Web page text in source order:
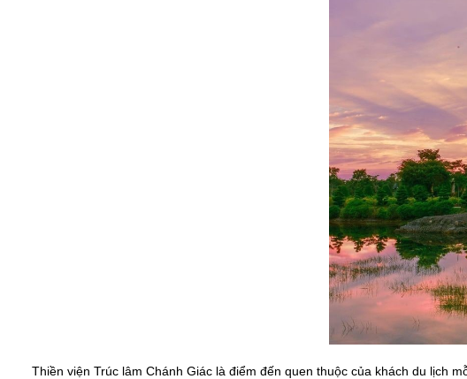
Thiền viện Trúc lâm Chánh Giác là điểm đến quen thuộc của khách du lịch